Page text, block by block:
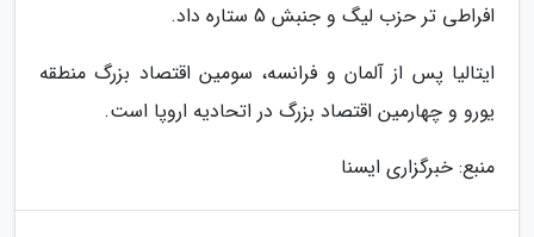
افراطی تر حزب لیگ و جنبش 5 ستاره داد.
ایتالیا پس از آلمان و فرانسه، سومین اقتصاد بزرگ منطقه
یورو و چهارمین اقتصاد بزرگ در اتحادیه اروپا است.
منبع: خبرگزاری ایسنا